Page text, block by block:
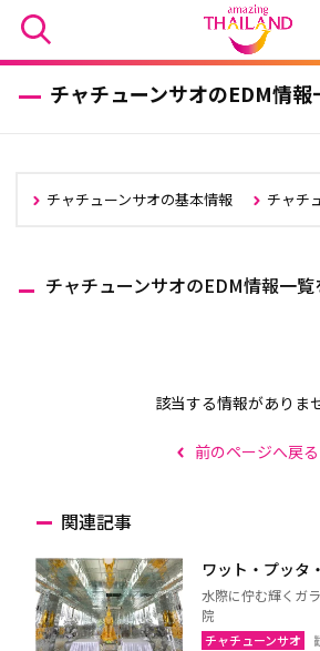
チャチューンサオのEDM情報
チャチューンサオの基本情報 チャチ
チャチューンサオのEDM情報一覧
該当する情報がありま
前のページへ戻る
関連記事
ワット・プッタ
水際に佇む輝くガ
院
チャチューンサオ